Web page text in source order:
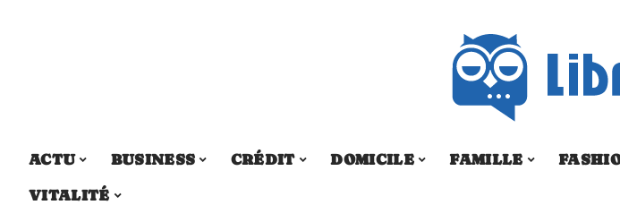
ACTU BUSINESS CRÉDIT DOMICILE FAMILLE
VITALITÉ